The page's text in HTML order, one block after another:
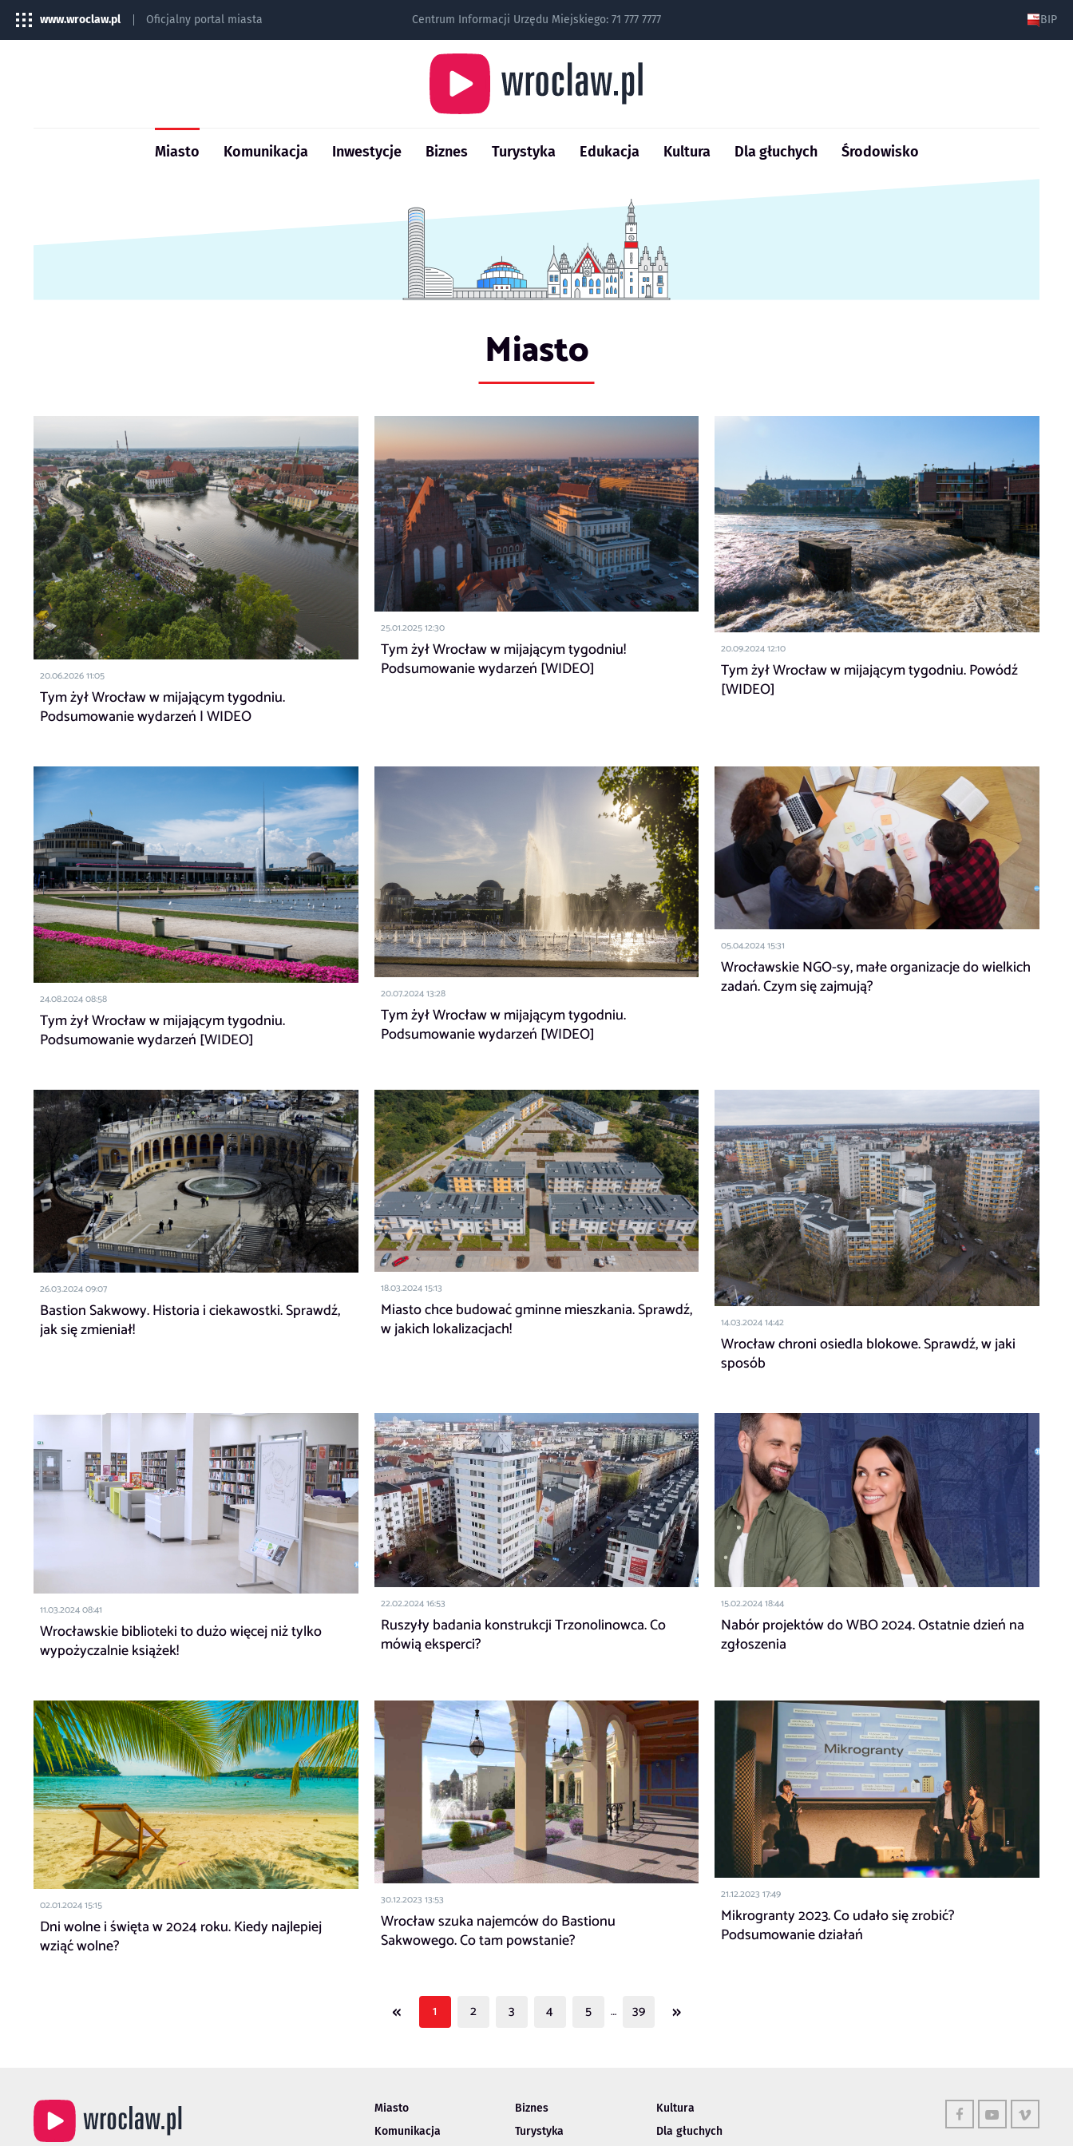
www.wroclaw.pl Oficjalny portal miasta Centrum Informacji Urzędu Miejskiego: 71 777 7777 BIP
Miasto Komunikacja Inwestycje Biznes Turystyka Edukacja Kultura Dla głuchych Środowisko
Miasto
20.06.2026 11:05
Tym żył Wrocław w mijającym tygodniu.
Podsumowanie wydarzeń | WIDEO
25.01.2025 12:30
Tym żył Wrocław w mijającym tygodniu!
Podsumowanie wydarzeń [WIDEO]
20.09.2024 12:10
Tym żył Wrocław w mijającym tygodniu. Powódź
[WIDEO]
24.08.2024 08:58
Tym żył Wrocław w mijającym tygodniu.
Podsumowanie wydarzeń [WIDEO]
20.07.2024 13:28
Tym żył Wrocław w mijającym tygodniu.
Podsumowanie wydarzeń [WIDEO]
05.04.2024 15:31
Wrocławskie NGO-sy, małe organizacje do wielkich
zadań. Czym się zajmują?
26.03.2024 09:07
Bastion Sakwowy. Historia i ciekawostki. Sprawdź,
jak się zmieniał!
18.03.2024 15:13
Miasto chce budować gminne mieszkania. Sprawdź,
w jakich lokalizacjach!
14.03.2024 14:42
Wrocław chroni osiedla blokowe. Sprawdź, w jaki
sposób
11.03.2024 08:41
Wrocławskie biblioteki to dużo więcej niż tylko
wypożyczalnie książek!
22.02.2024 16:53
Ruszyły badania konstrukcji Trzonolinowca. Co
mówią eksperci?
15.02.2024 18:44
Nabór projektów do WBO 2024. Ostatnie dzień na
zgłoszenia
02.01.2024 15:15
Dni wolne i święta w 2024 roku. Kiedy najlepiej
wziąć wolne?
30.12.2023 13:53
Wrocław szuka najemców do Bastionu
Sakwowego. Co tam powstanie?
21.12.2023 17:49
Mikrogranty 2023. Co udało się zrobić?
Podsumowanie działań
« 1 2 3 4 5 … 39 »
Miasto
Komunikacja
Biznes
Turystyka
Kultura
Dla głuchych